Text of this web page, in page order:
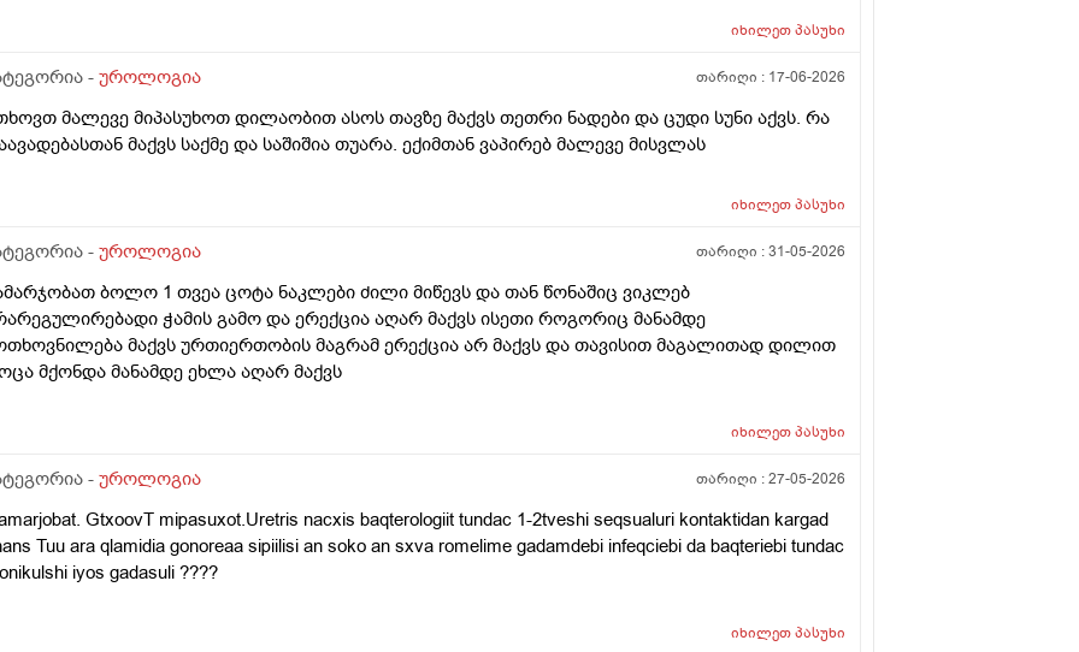
იხილეთპასუხი
- უროლოგია თარიღი : 17-06-2026
მალევე მიპასუხოთ დილაობით ასოს თავზე მაქვს თეთრი ნადები და ცუდი სუნი აქვს. რა
მაქვს საქმე და საშიშია თუარა. ექიმთან ვაპირებ მალევე მისვლას
იხილეთპასუხი
- უროლოგია თარიღი :31-05-2026
ბოლო 1 თვეა ცოტა ნაკლები ძილი მიწევს და თან წონაშიც ვიკლებ
ჭამის გამო და ერექცია აღარ მაქვს ისეთი როგორიც მანამდე
მაქვს ურთიერთობის მაგრამ ერექცია არ მაქვს და თავისით მაგალითად დილით
მქონდა მანამდე ეხლა აღარ მაქვს
იხილეთპასუხი
- უროლოგია თარიღი :27-05-2026
GtxoovT mipasuxot.Uretris nacxis baqterologiit tundac 1-2tveshi seqsualuri kontaktidan kargad
Tuu ara qlamidia gonoreaa sipiilisi an soko an sxva romelime gadamdebi infeqciebi da baqteriebi tundac
iyos gadasuli ????
იხილეთპასუხი